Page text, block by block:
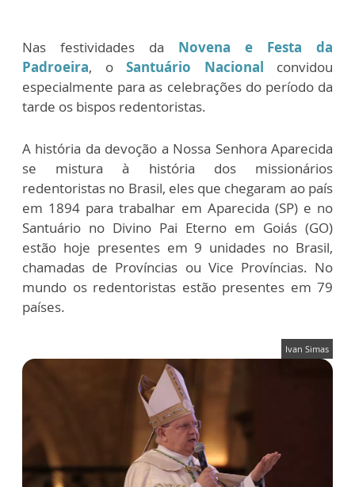
Nas festividades da Novena e Festa da
Padroeira, o Santuário Nacional convidou
especialmente para as celebrações do período da
tarde os bispos redentoristas.
A história da devoção a Nossa Senhora Aparecida
se mistura à história dos missionários
redentoristas no Brasil, eles que chegaram ao país
em 1894 para trabalhar em Aparecida (SP) e no
Santuário no Divino Pai Eterno em Goiás (GO)
estão hoje presentes em 9 unidades no Brasil,
chamadas de Províncias ou Vice Províncias. No
mundo os redentoristas estão presentes em 79
países.
Ivan Simas